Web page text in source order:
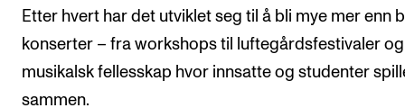
Etter hvert har det utviklet seg til å bli mye mer enn
konserter – fra workshops til luftegårdsfestivaler
musikalsk fellesskap hvor innsatte og studenter
sammen.